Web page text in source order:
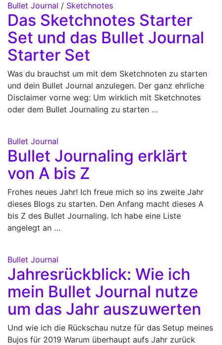
Bullet Journal / Sketchnotes
Das Sketchnotes Starter
Set und das Bullet Journal
Starter Set
Was du brauchst um mit dem Sketchnoten zu starten
und dein Bullet Journal anzulegen. Der ganz ehrliche
Disclaimer vorne weg: Um wirklich mit Sketchnotes
oder dem Bullet Journaling zu starten …
Bullet Journal
Bullet Journaling erklärt
von A bis Z
Frohes neues Jahr! Ich freue mich so ins zweite Jahr
dieses Blogs zu starten. Den Anfang macht dieses A
bis Z des Bullet Journaling. Ich habe eine Liste
angelegt an …
Bullet Journal
Jahresrückblick: Wie ich
mein Bullet Journal nutze
um das Jahr auszuwerten
Und wie ich die Rückschau nutze für das Setup meines
Bujos für 2019 Warum überhaupt aufs Jahr zurück